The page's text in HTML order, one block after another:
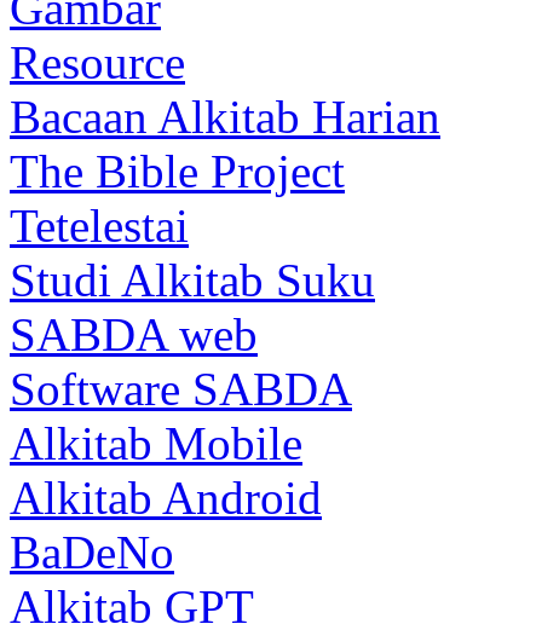
Resource
Bacaan Alkitab Harian
The Bible Project
Tetelestai
Studi Alkitab Suku
SABDA web
Software SABDA
Alkitab Mobile
Alkitab Android
BaDeNo
Alkitab GPT